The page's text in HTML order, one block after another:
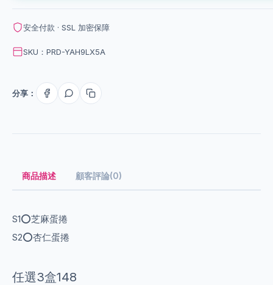
安全付款 · SSL 加密保障
SKU：PRD-YAH9LX5A
分享：
商品描述 顧客評論(0)
S1⭕️芝麻蛋捲
S2⭕️杏仁蛋捲
任選3盒148